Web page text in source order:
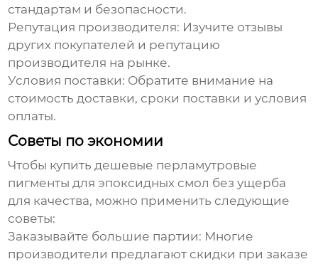
стандартам и безопасности.
Репутация производителя: Изучите отзывы
других покупателей и репутацию
производителя на рынке.
Условия поставки: Обратите внимание на
стоимость доставки, сроки поставки и условия
оплаты.
Советы по экономии
Чтобы купитьдешевые перламутровые
пигменты для эпоксидных смол без ущерба
для качества, можно применить следующие
советы:
Заказывайте большие партии: Многие
производители предлагают скидки при заказе